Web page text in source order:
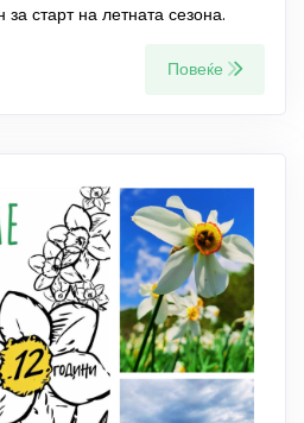
за старт на летната сезона.
Повеќе